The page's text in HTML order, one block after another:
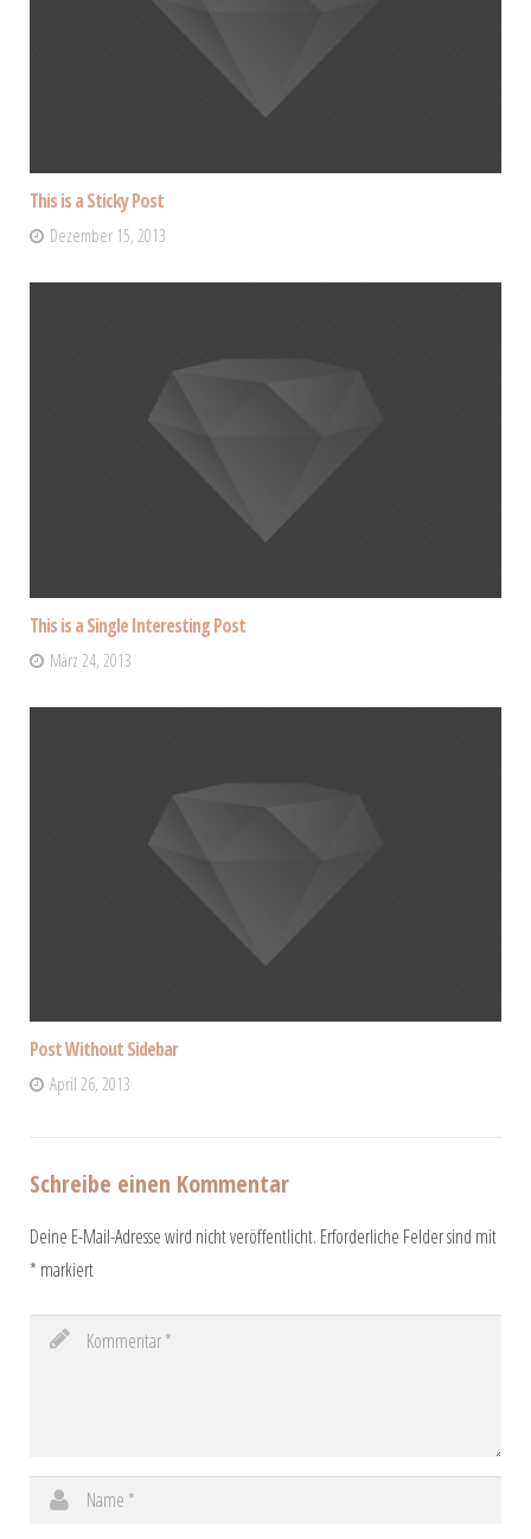
This is a Sticky Post
Dezember 15, 2013
This is a Single Interesting Post
März 24, 2013
Post Without Sidebar
April 26, 2013
Schreibe einen Kommentar
Deine E-Mail-Adresse wird nicht veröffentlicht. Erforderliche Felder sind mit
* markiert